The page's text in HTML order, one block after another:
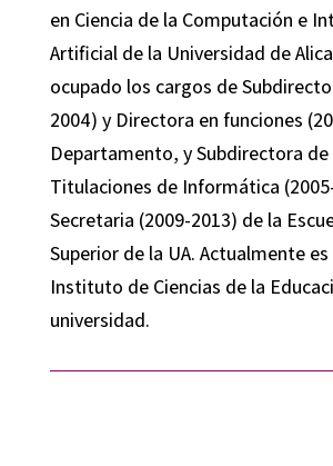
en Ciencia de la Computación e
Artificial de la Universidad de
ocupado los cargos de
2004) y Directora en funciones
Departamento, y Subdirectora de
Titulaciones de Informática
Secretaria (2009-2013) de la
Superior de la UA. Actualmente
Instituto de Ciencias de la
universidad.